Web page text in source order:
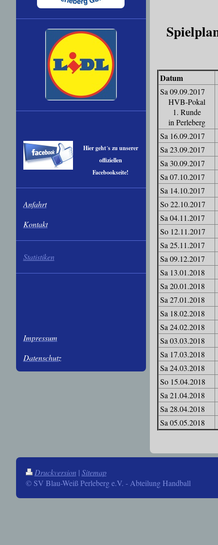
Datum
Sa 09.09.2017
HVB-Pokal
1. Runde
in Perleberg
Sa 16.09.2017
Sa 23.09.2017
Sa 30.09.2017
Sa 07.10.2017
Sa 14.10.2017
So 22.10.2017
Sa 04.11.2017
So 12.11.2017
Sa 25.11.2017
Sa 09.12.2017
Sa 13.01.2018
Sa 20.01.2018
Sa 27.01.2018
Sa 18.02.2018
Sa 24.02.2018
Sa 03.03.2018
Sa 17.03.2018
Sa 24.03.2018
So 15.04.2018
Sa 21.04.2018
Sa 28.04.2018
Sa 05.05.2018
Hier geht´s zu unserer
offiziellen
Facebookseite!
Anfahrt
Kontakt
Statistiken
Impressum
Datenschutz
Druckversion | Sitemap
© SV Blau-Weiß Perleberg e.V. - Abteilung Handball